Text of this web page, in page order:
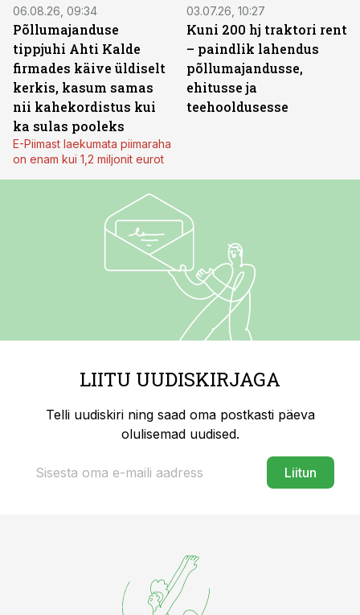
06.08.26, 09:34
Põllumajanduse
tippjuhi Ahti Kalde
firmades käive üldiselt
kerkis, kasum samas
nii kahekordistus kui
ka sulas pooleks
E-Piimast laekumata piimaraha
on enam kui 1,2 miljonit eurot
03.07.26, 10:27
Kuni 200 hj traktori rent
– paindlik lahendus
põllumajandusse,
ehitusse ja
teehooldusesse
LIITU UUDISKIRJAGA
Telli uudiskiri ning saad oma postkasti päeva
olulisemad uudised.
Liitun